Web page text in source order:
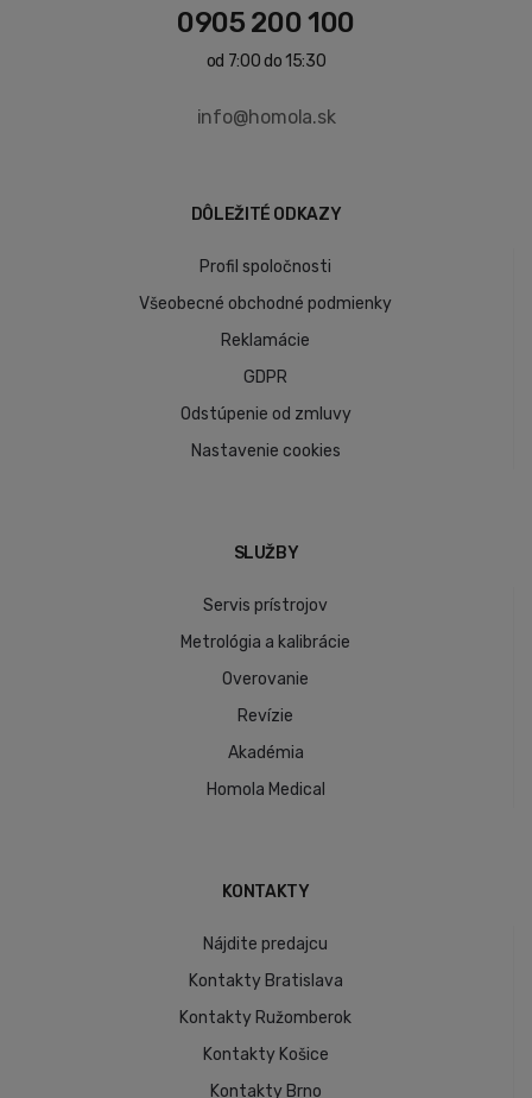
0905 200 100
od 7:00 do 15:30
info@homola.sk
DÔLEŽITÉ ODKAZY
Profil spoločnosti
Všeobecné obchodné podmienky
Reklamácie
GDPR
Odstúpenie od zmluvy
Nastavenie cookies
SLUŽBY
Servis prístrojov
Metrológia a kalibrácie
Overovanie
Revízie
Akadémia
Homola Medical
KONTAKTY
Nájdite predajcu
Kontakty Bratislava
Kontakty Ružomberok
Kontakty Košice
Kontakty Brno